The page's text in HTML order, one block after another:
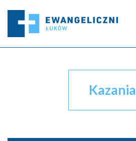
Kazania